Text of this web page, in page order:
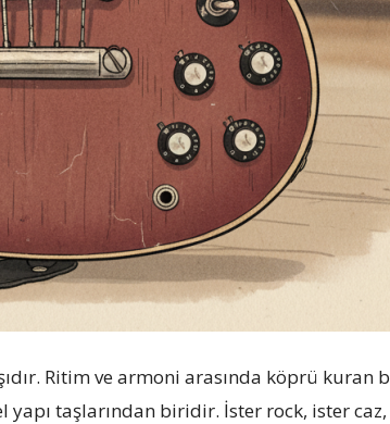
Ritim ve armoni arasında köprü kuran
taşlarından biridir. İster rock, ister caz,